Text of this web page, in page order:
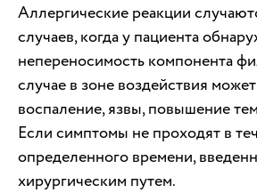
Аллергические реакции
случаев, когда у пациента
непереносимость компонента
случае в зоне воздействия
воспаление, язвы, повышение
Если симптомы не проходят в
определенного времени,
хирургическим путем.